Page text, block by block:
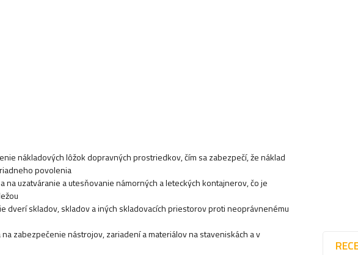
nákladových lôžok dopravných prostriedkov, čím sa zabezpečí, že náklad
povolenia
na uzatváranie a utesňovanie námorných a leteckých kontajnerov, čo je
dverí skladov, skladov a iných skladovacích priestorov proti neoprávnenému
na zabezpečenie nástrojov, zariadení a materiálov na staveniskách a v